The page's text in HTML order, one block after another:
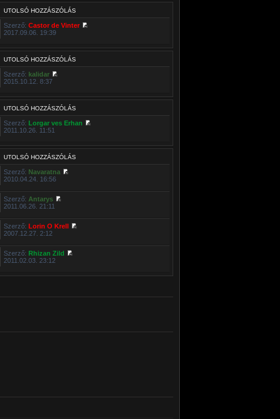
UTOLSÓ HOZZÁSZÓLÁS
Szerző:Castor de Vinter
2017.09.06. 19:39
UTOLSÓ HOZZÁSZÓLÁS
Szerző: kalidar
2015.10.12. 8:37
UTOLSÓ HOZZÁSZÓLÁS
Szerző:Lorgar ves Erhan
2011.10.26. 11:51
UTOLSÓ HOZZÁSZÓLÁS
Szerző: Navaratna
2010.04.24. 16:56
Szerző: Antarys
2011.06.26. 21:11
Szerző:Lorin O Krell
2007.12.27. 2:12
Szerző:Rhizan Zild
2011.02.03. 23:12